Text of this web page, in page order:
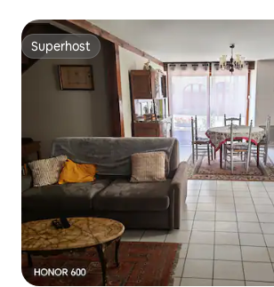
Superhost
Superhost